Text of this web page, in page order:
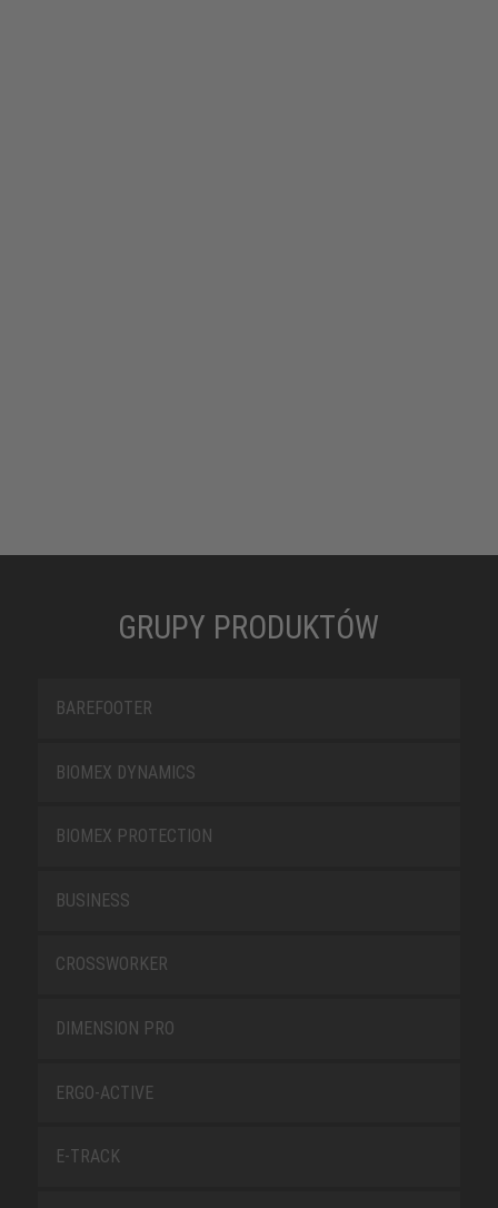
GRUPY PRODUKTÓW
BAREFOOTER
BIOMEX DYNAMICS
BIOMEX PROTECTION
BUSINESS
CROSSWORKER
DIMENSION PRO
ERGO-ACTIVE
E-TRACK